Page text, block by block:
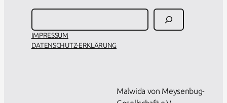
Malwida von Meysenbug-
Suchen
IMPRESSUM
DATENSCHUTZ-ERKLÄRUNG